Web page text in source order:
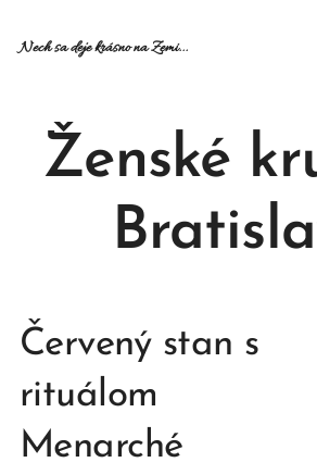
Nech sa deje krásno na Zemi...
Ženské
Červený stan s
rituálom
Menarché